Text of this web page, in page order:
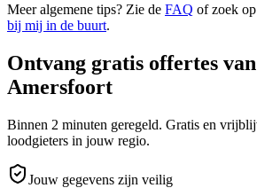
Meer algemene tips? Zie de FAQ of zoek
bij mij in de buurt.
Ontvang gratis offertes
Amersfoort
Binnen 2 minuten geregeld. Gratis en
loodgieters in jouw regio.
Jouw gegevens zijn veilig